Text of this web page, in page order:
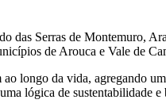
Serras de Montemuro,
de Arouca e Vale de
longo da vida, agregando
lógica de sustentabilidade e